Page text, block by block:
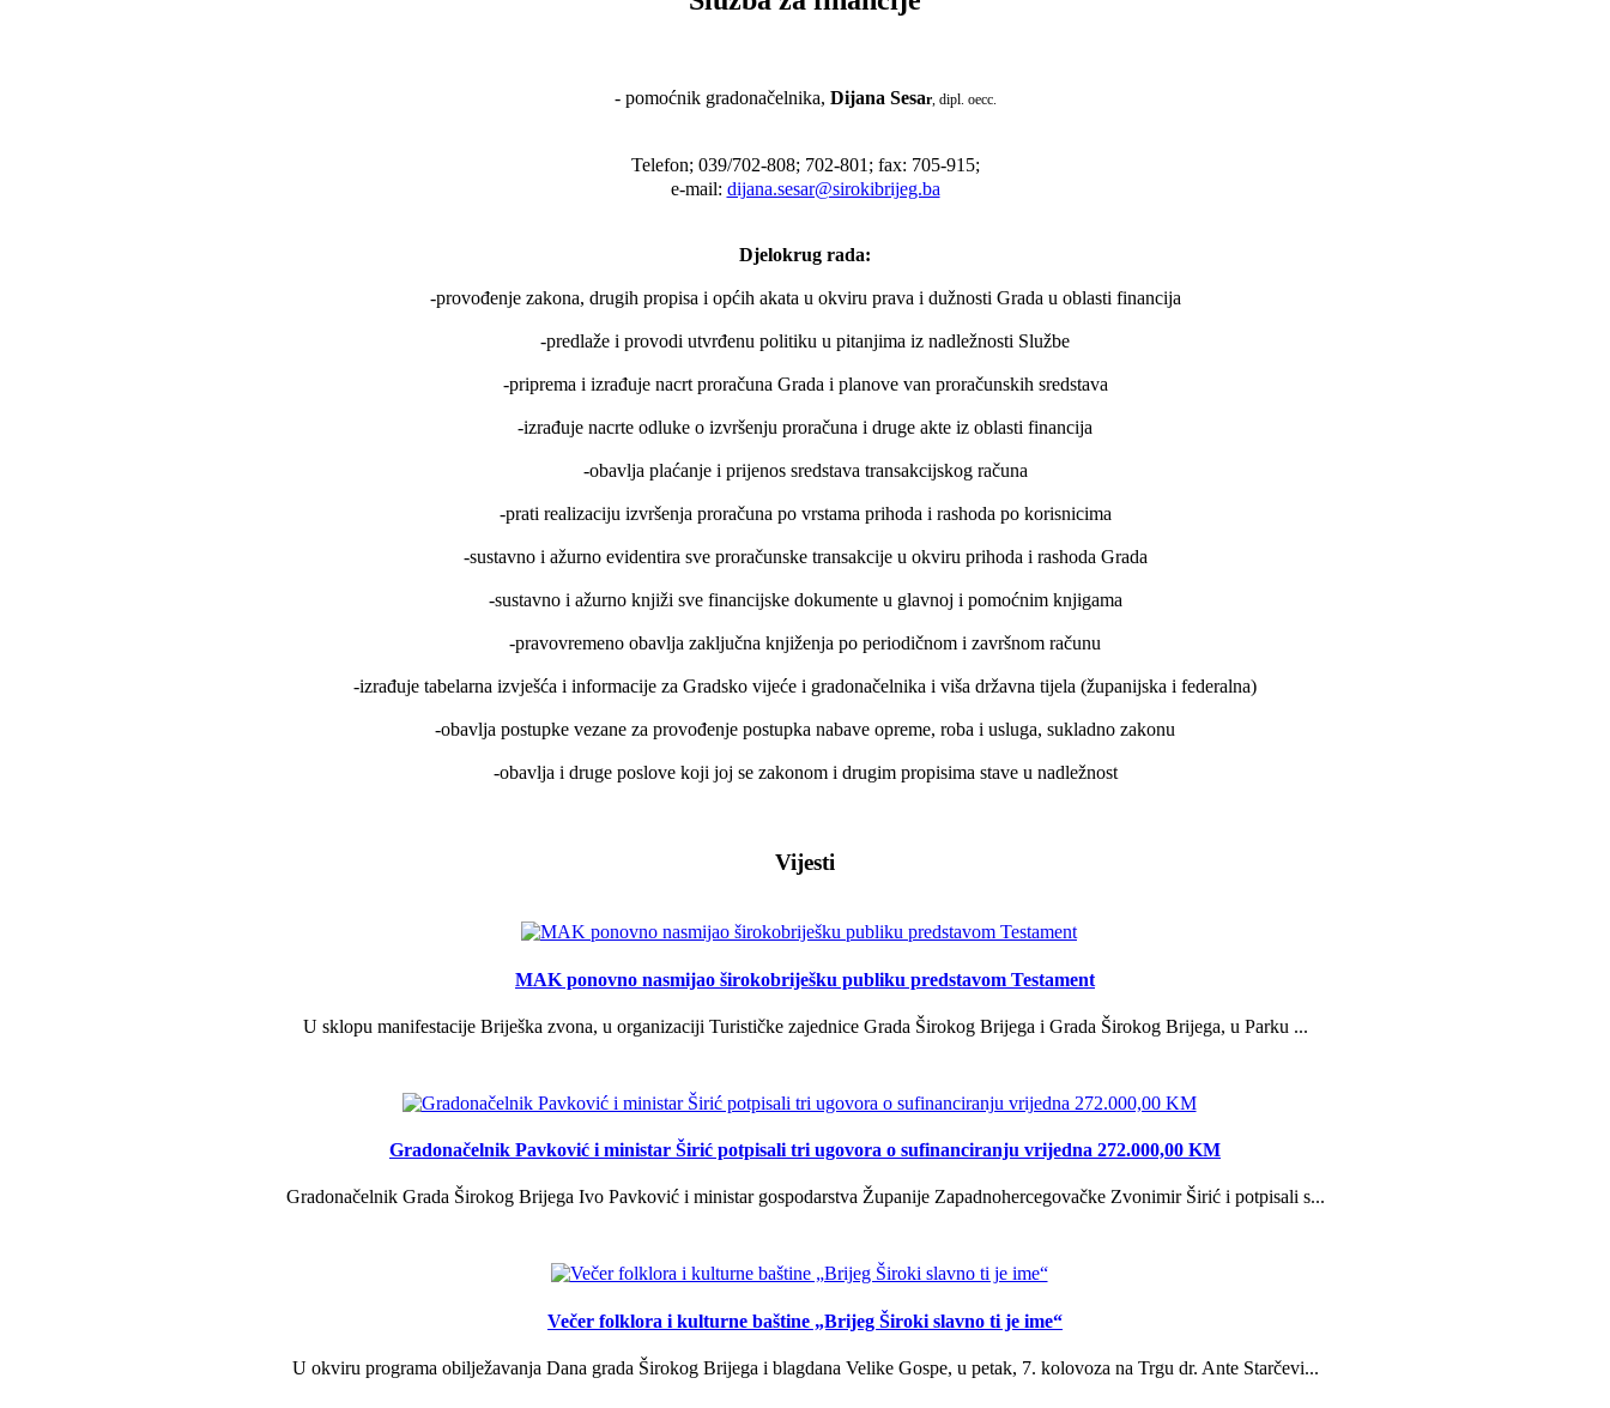
- pomoćnik gradonačelnika, Dijana Sesar, dipl. oecc.
Telefon; 039/702-808; 702-801; fax: 705-915;
e-mail: dijana.sesar@sirokibrijeg.ba
Djelokrug rada:
-provođenje zakona, drugih propisa i općih akata u okviru prava i dužnosti Grada u oblasti financija
-predlaže i provodi utvrđenu politiku u pitanjima iz nadležnosti Službe
-priprema i izrađuje nacrt proračuna Grada i planove van proračunskih sredstava
-izrađuje nacrte odluke o izvršenju proračuna i druge akte iz oblasti financija
-obavlja plaćanje i prijenos sredstava transakcijskog računa
-prati realizaciju izvršenja proračuna po vrstama prihoda i rashoda po korisnicima
-sustavno i ažurno evidentira sve proračunske transakcije u okviru prihoda i rashoda Grada
-sustavno i ažurno knjiži sve financijske dokumente u glavnoj i pomoćnim knjigama
-pravovremeno obavlja zaključna knjiženja po periodičnom i završnom računu
-izrađuje tabelarna izvješća i informacije za Gradsko vijeće i gradonačelnika i viša državna tijela (županijska i federalna)
-obavlja postupke vezane za provođenje postupka nabave opreme, roba i usluga, sukladno zakonu
-obavlja i druge poslove koji joj se zakonom i drugim propisima stave u nadležnost
Vijesti
MAK ponovno nasmijao širokobriješku publiku predstavom Testament
U sklopu manifestacije Briješka zvona, u organizaciji Turističke zajednice Grada Širokog Brijega i Grada Širokog Brijega, u Parku ...
Gradonačelnik Pavković i ministar Širić potpisali tri ugovora o sufinanciranju vrijedna 272.000,00 KM
Gradonačelnik Grada Širokog Brijega Ivo Pavković i ministar gospodarstva Županije Zapadnohercegovačke Zvonimir Širić i potpisali s...
Večer folklora i kulturne baštine „Brijeg Široki slavno ti je ime“
U okviru programa obilježavanja Dana grada Širokog Brijega i blagdana Velike Gospe, u petak, 7. kolovoza na Trgu dr. Ante Starčevi...